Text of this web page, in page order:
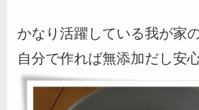
かなり活躍している我が家
自分で作れば無添加だし安